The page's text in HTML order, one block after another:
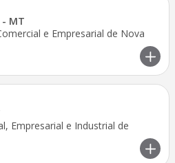
MT
e Empresarial de Nova
Empresarial e Industrial de